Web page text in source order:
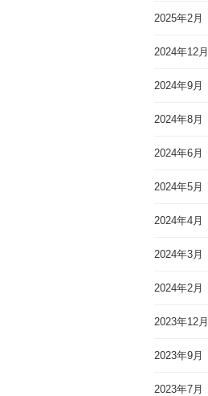
2025年2月
2024年12月
2024年9月
2024年8月
2024年6月
2024年5月
2024年4月
2024年3月
2024年2月
2023年12月
2023年9月
2023年7月